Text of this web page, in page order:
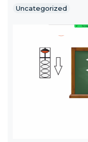
Uncategorized